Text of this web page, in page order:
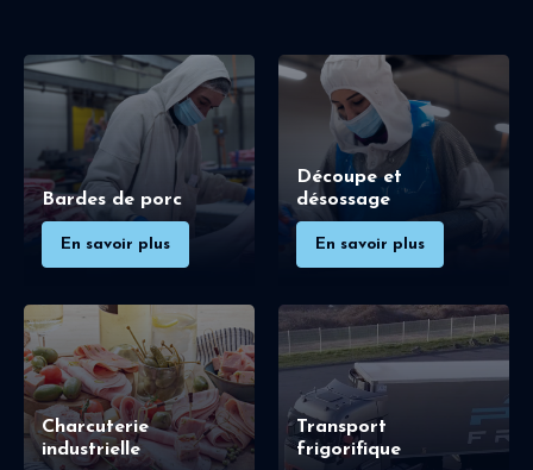
Bardes de porc
En savoir plus
Découpe et
désossage
En savoir plus
Charcuterie
industrielle
Transport
frigorifique